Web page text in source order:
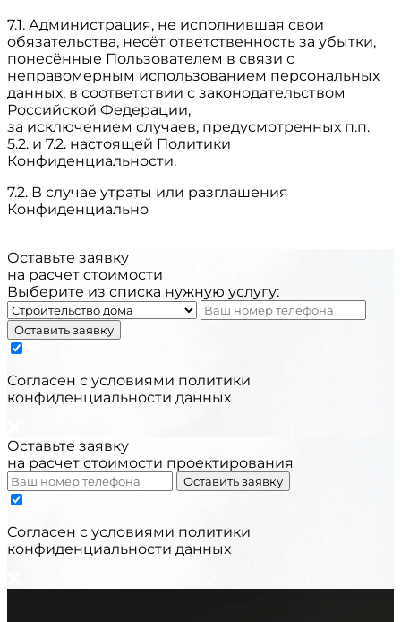
7.1. Администрация, не исполнившая свои
обязательства, несёт ответственность за убытки,
понесённые Пользователем в связи с
неправомерным использованием персональных
данных, в соответствии с законодательством
Российской Федерации,
за исключением случаев, предусмотренных п.п.
5.2. и 7.2. настоящей Политики
Конфиденциальности.
7.2. В случае утраты или разглашения
Конфиденциально
Оставьте заявку
на расчет стоимости
Выберите из списка нужную услугу:
Оставить заявку
Cогласен с условиями политики
конфиденциальности данных
Оставьте заявку
на расчет стоимости проектирования
Оставить заявку
Cогласен с условиями политики
конфиденциальности данных